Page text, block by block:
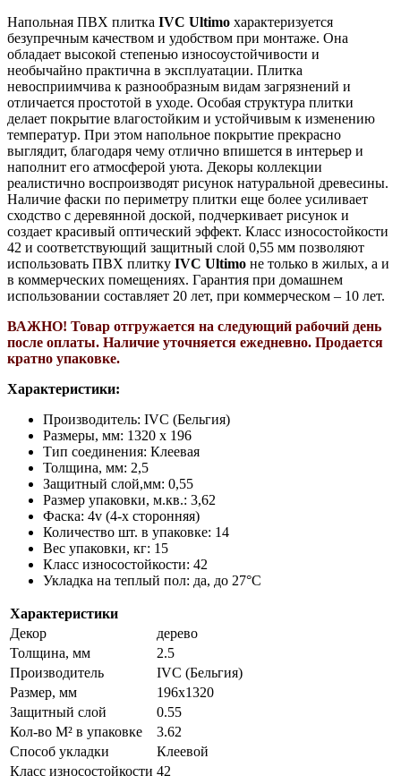
Напольная ПВХ плитка IVC Ultimo характеризуется
безупречным качеством и удобством при монтаже. Она
обладает высокой степенью износоустойчивости и
необычайно практична в эксплуатации. Плитка
невосприимчива к разнообразным видам загрязнений и
отличается простотой в уходе. Особая структура плитки
делает покрытие влагостойким и устойчивым к изменению
температур. При этом напольное покрытие прекрасно
выглядит, благодаря чему отлично впишется в интерьер и
наполнит его атмосферой уюта. Декоры коллекции
реалистично воспроизводят рисунок натуральной древесины.
Наличие фаски по периметру плитки еще более усиливает
сходство с деревянной доской, подчеркивает рисунок и
создает красивый оптический эффект. Класс износостойкости
42 и соответствующий защитный слой 0,55 мм позволяют
использовать ПВХ плитку IVC Ultimo не только в жилых, а и
в коммерческих помещениях. Гарантия при домашнем
использовании составляет 20 лет, при коммерческом – 10 лет.
ВАЖНО! Товар отгружается на следующий рабочий день
после оплаты. Наличие уточняется ежедневно. Продается
кратно упаковке.
Характеристики:
Производитель: IVC (Бельгия)
Размеры, мм: 1320 х 196
Тип соединения: Клеевая
Толщина, мм: 2,5
Защитный слой,мм: 0,55
Размер упаковки, м.кв.: 3,62
Фаска: 4v (4-х сторонняя)
Количество шт. в упаковке: 14
Вес упаковки, кг: 15
Класс износостойкости: 42
Укладка на теплый пол: да, до 27°C
Характеристики
Декор
дерево
Толщина, мм
2.5
Производитель
IVC (Бельгия)
Размер, мм
196х1320
Защитный слой
0.55
Кол-во М² в упаковке
3.62
Способ укладки
Клеевой
Класс износостойкости 42